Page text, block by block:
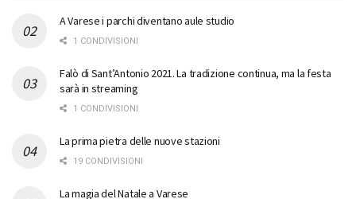
A Varese i parchi diventano aule studio
1 CONDIVISIONI
Falò di Sant’Antonio 2021. La tradizione continua, ma la festa
sarà in streaming
1 CONDIVISIONI
La prima pietra delle nuove stazioni
19 CONDIVISIONI
La magia del Natale a Varese